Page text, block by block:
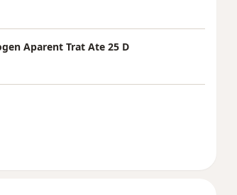
Aparent Trat Ate 25 D